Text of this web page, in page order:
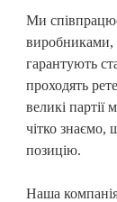
Ми
виробниками,
гарантують
проходять
великі
чітко знаємо,
позицію.
Наша